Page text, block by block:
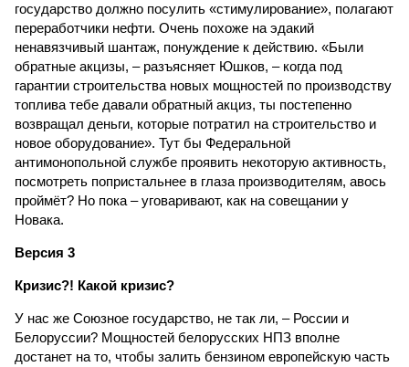
государство должно посулить «стимулирование», полагают
переработчики нефти. Очень похоже на эдакий
ненавязчивый шантаж, понуждение к действию. «Были
обратные акцизы, – разъясняет Юшков, – когда под
гарантии строительства новых мощностей по производству
топлива тебе давали обратный акциз, ты постепенно
возвращал деньги, которые потратил на строительство и
новое оборудование». Тут бы Федеральной
антимонопольной службе проявить некоторую активность,
посмотреть попристальнее в глаза производителям, авось
проймёт? Но пока – уговаривают, как на совещании у
Новака.
Версия 3
Кризис?! Какой кризис?
У нас же Союзное государство, не так ли, – России и
Белоруссии? Мощностей белорусских НПЗ вполне
достанет на то, чтобы залить бензином европейскую часть